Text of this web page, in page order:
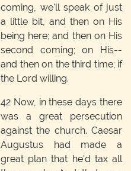
coming, we'll speak of just
a little bit, and then on His
being here; and then on His
second coming; on His--
and then on the third time; if
the Lord willing.
42 Now, in these days there
was a great persecution
against the church. Caesar
Augustus had made a
great plan that he'd tax all